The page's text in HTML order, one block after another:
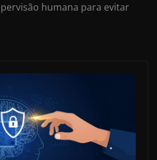
humana para evitar